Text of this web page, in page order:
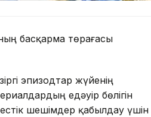
басқарма төрағасы
эпизодтар жүйенің
едәуір бөлігін
шешімдер қабылдау үшін